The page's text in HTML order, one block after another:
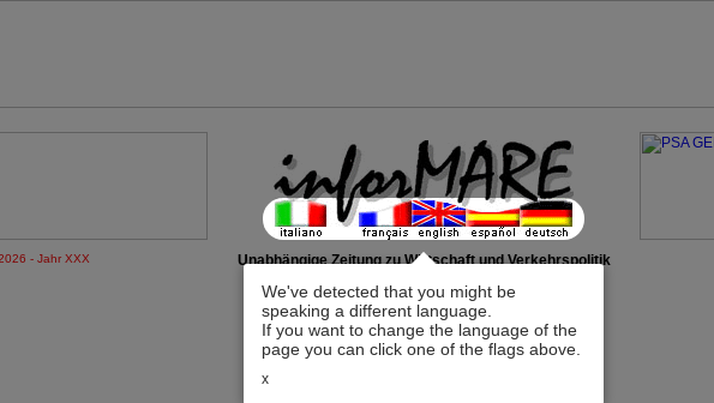
We've detected that you might be
speaking a different language.
If you want to change the language of the
page you can click one of the flags above.
x
- Jahr XXX Unabhängige Zeitung zu Wirtschaft und Verkehrspolitik